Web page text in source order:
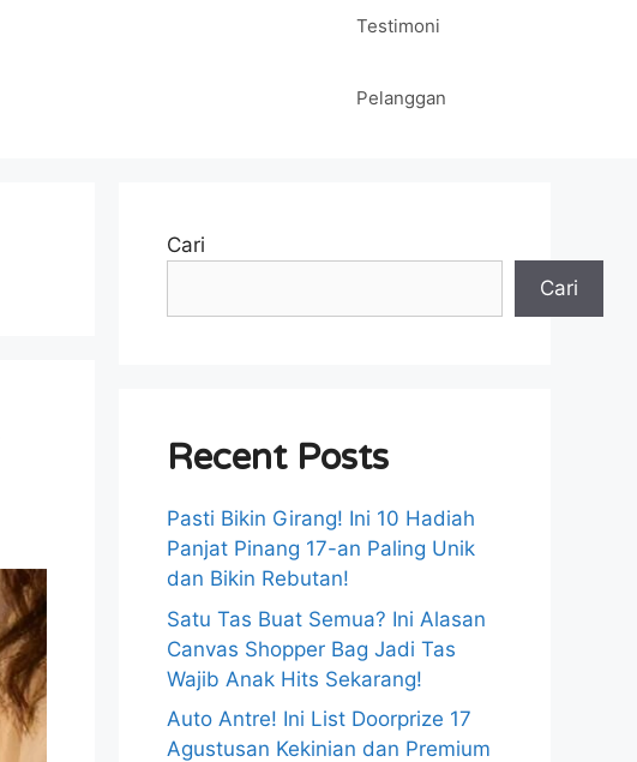
Testimoni
Pelanggan
Cari
Cari
Recent Posts
Pasti Bikin Girang! Ini 10 Hadiah
Panjat Pinang 17-an Paling Unik
dan Bikin Rebutan!
Satu Tas Buat Semua? Ini Alasan
Canvas Shopper Bag Jadi Tas
Wajib Anak Hits Sekarang!
Auto Antre! Ini List Doorprize 17
Agustusan Kekinian dan Premium